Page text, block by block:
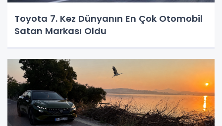
Toyota 7. Kez Dünyanın En Çok Otomobil
Satan Markası Oldu